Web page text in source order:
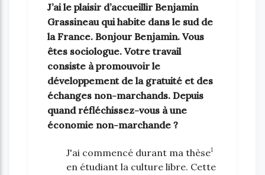
J’ai le plaisir d’accueillir Benjamin
Grassineau qui habite dans le sud de
la France. Bonjour Benjamin. Vous
êtes sociologue. Votre travail
consiste à promouvoir le
développement de la gratuité et des
échanges non-marchands. Depuis
quand réfléchissez-vous à une
économie non-marchande ?
J'ai commencé durant ma thèse1
en étudiant la culture libre. Cette